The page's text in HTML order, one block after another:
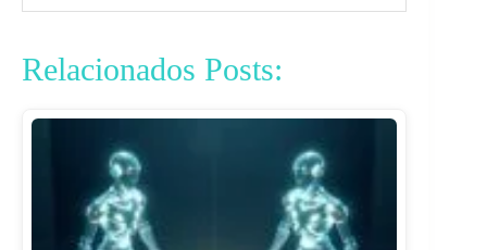
Relacionados Posts: